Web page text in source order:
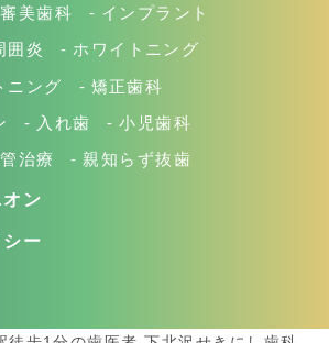
審美歯科 インプラント
囲炎 ホワイトニング
ニング 矯正歯科
入れ歯 小児歯科
治療 親知らず抜歯
ン
ー